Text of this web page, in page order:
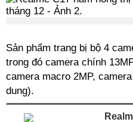
Sản phẩm trang bị bộ 4
trong đó camera chính
camera macro 2MP,
dung).